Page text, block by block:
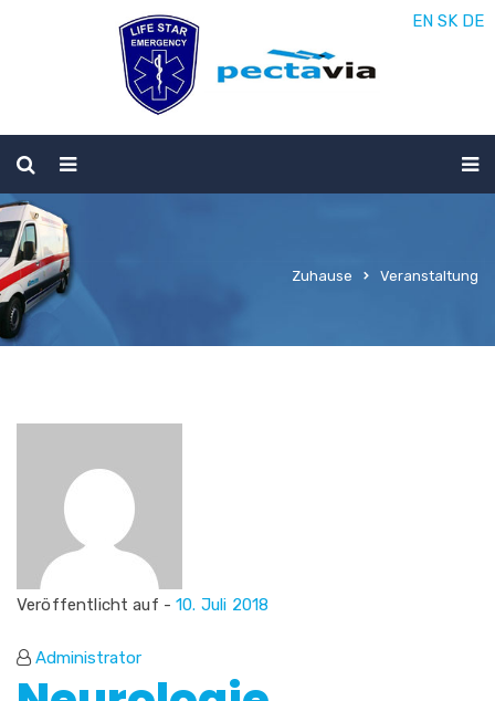
Zuhause Veranstaltung
Veröffentlicht auf -10. Juli 2018
Administrator
EN SK DE